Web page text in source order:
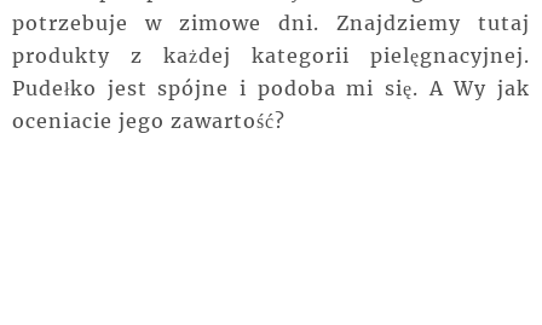
potrzebuje w zimowe dni. Znajdziemy tutaj
produkty z każdej kategorii pielęgnacyjnej.
Pudełko jest spójne i podoba mi się. A Wy jak
oceniacie jego zawartość?